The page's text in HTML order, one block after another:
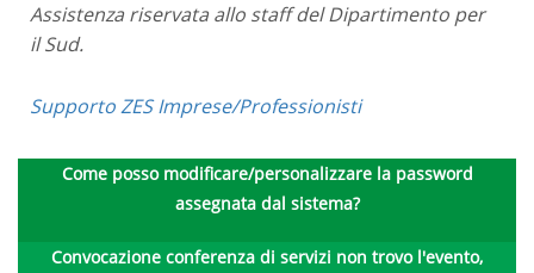
Assistenza riservata allo staff del Dipartimento per
il Sud.
Supporto ZES Imprese/Professionisti
Come posso modificare/personalizzare la password
assegnata dal sistema?
Convocazione conferenza di servizi non trovo l'evento,